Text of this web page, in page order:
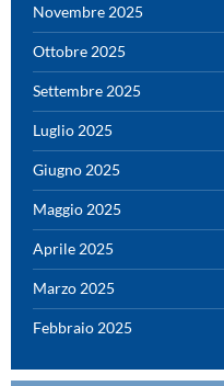
Novembre 2025
Ottobre 2025
Settembre 2025
Luglio 2025
Giugno 2025
Maggio 2025
Aprile 2025
Marzo 2025
Febbraio 2025